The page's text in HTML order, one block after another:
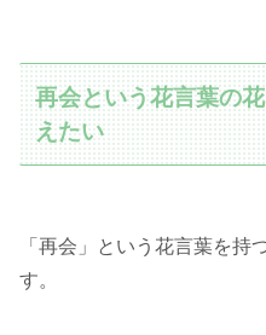
再会という花言葉の
えたい
「再会」という花言葉を持
す。